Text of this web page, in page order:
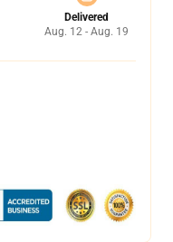
Delivered
Aug. 12 - Aug. 19